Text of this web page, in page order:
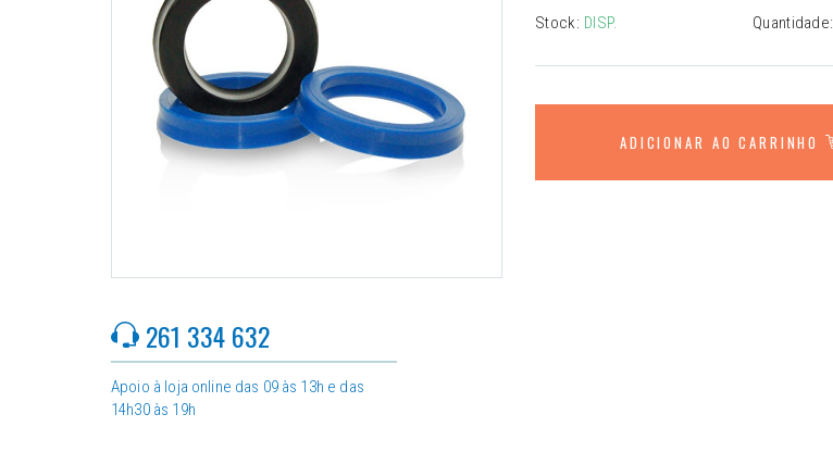
261 334 632
Apoio à loja online das 09 às 13h e das
14h30 às 19h
Stock: DISP. Quantidade:
ADICIONAR AO CARRINHO